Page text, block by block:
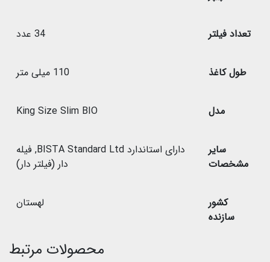
تعداد فیلتر 34 عدد
طول کاغذ 110 میلی متر
مدل King Size Slim BIO
سایر
مشخصات
دارای استاندارد BISTA Standard Ltd , فیله
دار (فیلتر دار)
کشور
سازنده
لهستان
محصولات مرتبط